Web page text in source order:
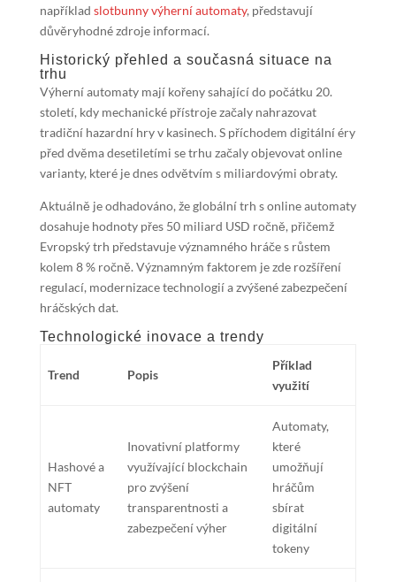
například slotbunny výherní automaty, představují
důvěryhodné zdroje informací.
Historický přehled a současná situace na
trhu
Výherní automaty mají kořeny sahající do počátku 20.
století, kdy mechanické přístroje začaly nahrazovat
tradiční hazardní hry v kasinech. S příchodem digitální éry
před dvěma desetiletími se trhu začaly objevovat online
varianty, které je dnes odvětvím s miliardovými obraty.
Aktuálně je odhadováno, žeglobální trh s online automaty
dosahuje hodnoty přes 50 miliard USD ročně, přičemž
Evropský trh představuje významného hráče s růstem
kolem 8 % ročně. Významným faktorem je zde rozšíření
regulací, modernizace technologií a zvýšené zabezpečení
hráčských dat.
Technologické inovace a trendy
Trend Popis
Příklad
využití
Hashové a
NFT
automaty
Inovativní platformy
využívající blockchain
pro zvýšení
transparentnosti a
zabezpečení výher
Automaty,
které
umožňují
hráčům
sbírat
digitální
tokeny